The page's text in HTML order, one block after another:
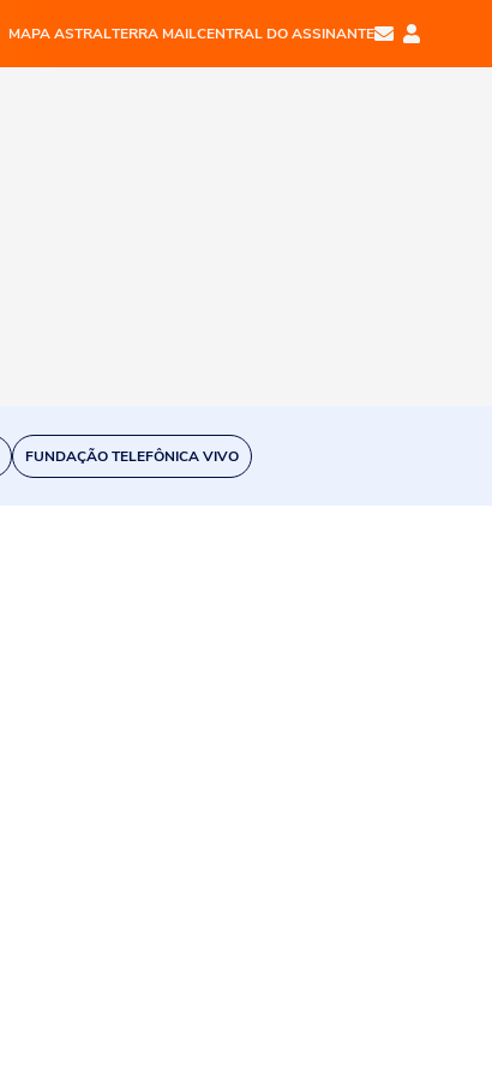
MAPA ASTRALTERRA MAILCENTRAL DO ASSINANTE
FUNDAÇÃO TELEFÔNICA VIVO